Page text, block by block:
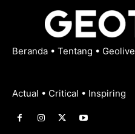
Beranda • Tentang • Geolive
Actual • Critical • Inspiring